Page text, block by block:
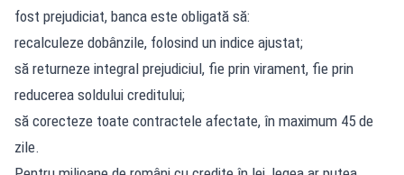
fost prejudiciat, banca este obligată să:
recalculeze dobânzile, folosind un indice ajustat;
să returneze integral prejudiciul, fie prin virament, fie prin
reducerea soldului creditului;
să corecteze toate contractele afectate, în maximum 45 de
zile.